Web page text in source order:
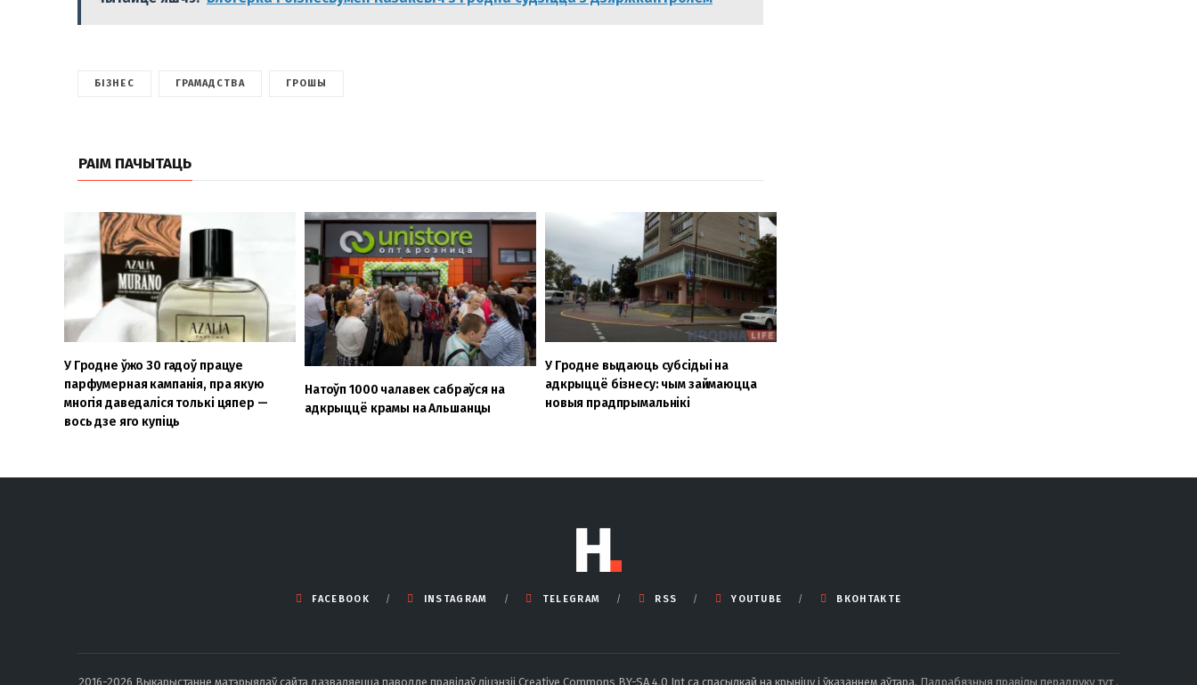
БІЗНЕС ГРАМАДСТВА ГРОШЫ
РАІМ ПАЧЫТАЦЬ
У Гродне ўжо 30 гадоў працуе
парфумерная кампанія, пра якую
многія даведаліся толькі цяпер —
вось дзе яго купіць
Натоўп 1000 чалавек сабраўся на
адкрыццё крамы на Альшанцы
У Гродне выдаюць субсідыі на
адкрыццё бізнесу: чым займаюцца
новыя прадпрымальнікі
FACEBOOK INSTAGRAM TELEGRAM RSS YOUTUBE ВКОНТАКТЕ
2016-2026 Выкарыстанне матэрыялаў сайта дазваляецца паводле правілаў ліцэнзіі Creative Commons BY-SA 4.0 Int са спасылкай на крыніцу і ўказаннем аўтара. Падрабязныя правілы перадруку тут .